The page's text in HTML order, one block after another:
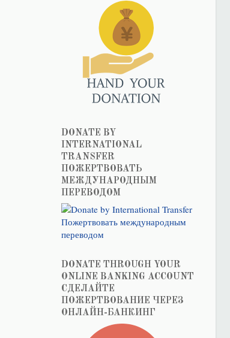
DONATE BY
INTERNATIONAL
TRANSFER
ПОЖЕРТВОВАТЬ
МЕЖДУНАРОДНЫМ
ПЕРЕВОДОМ
DONATE THROUGH YOUR
ONLINE BANKING ACCOUNT
СДЕЛАЙТЕ
ПОЖЕРТВОВАНИЕ ЧЕРЕЗ
ОНЛАЙН-БАНКИНГ